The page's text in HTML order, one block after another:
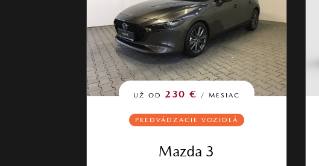
UŽ OD 230 € / MESIAC
PREDVÁDZACIE VOZIDLÁ
Mazda 3